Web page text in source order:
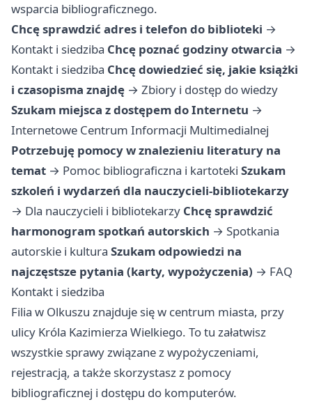
wsparcia bibliograficznego.
Chcę sprawdzić adres i telefon do biblioteki →
Kontakt i siedziba Chcę poznać godziny otwarcia →
Kontakt i siedziba Chcę dowiedzieć się, jakie książki
i czasopisma znajdę → Zbiory i dostęp do wiedzy
Szukam miejsca z dostępem do Internetu →
Internetowe Centrum Informacji Multimedialnej
Potrzebuję pomocy w znalezieniu literatury na
temat → Pomoc bibliograficzna i kartoteki Szukam
szkoleń i wydarzeń dla nauczycieli-bibliotekarzy
→ Dla nauczycieli i bibliotekarzy Chcę sprawdzić
harmonogram spotkań autorskich → Spotkania
autorskie i kultura Szukam odpowiedzi na
najczęstsze pytania (karty, wypożyczenia) → FAQ
Kontakt i siedziba
Filia w Olkuszu znajduje się w centrum miasta, przy
ulicy Króla Kazimierza Wielkiego. To tu załatwisz
wszystkie sprawy związane z wypożyczeniami,
rejestracją, a także skorzystasz z pomocy
bibliograficznej i dostępu do komputerów.